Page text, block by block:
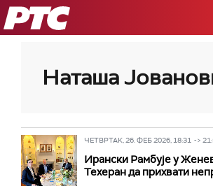
РТС
Наташа
ЧЕТВРТАК, 26. ФЕБ 2026, 18:31 ->
Ирански Рамбује у
Техеран да прихвати